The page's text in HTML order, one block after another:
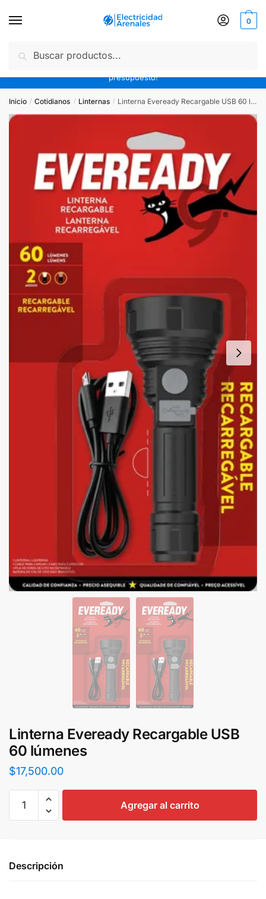
0
10% off efectivo o transferencia | 3 cuotas sin interés | Envíos
presupuesto!
Inicio / Cotidianos / Linternas / Linterna Eveready Recargable USB 60 lúmenes
Linterna Eveready Recargable USB
60 lúmenes
$17,500.00
Agregar al carrito
Descripción